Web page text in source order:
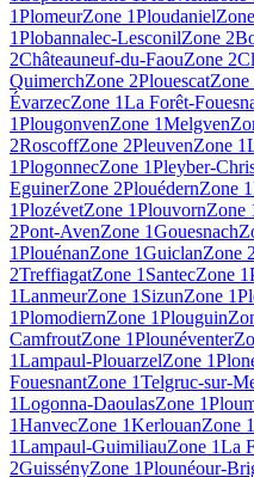
1PlomeurZone 1Ploudaniel
1Plobannalec-LesconilZone 2
2Châteauneuf-du-FaouZone 2
QuimerchZone 2PlouescatZone
ÉvarzecZone 1La Forêt-
1PlougonvenZone 1Melgven
2RoscoffZone 2PleuvenZone 1
1PlogonnecZone 1Pleyber-
EguinerZone 2PlouédernZone 1
1PlozévetZone 1PlouvornZone
2Pont-AvenZone 1Gouesnach
1PlouénanZone 1GuiclanZone
2TreffiagatZone 1SantecZone 1
1LanmeurZone 1SizunZone 1
1PlomodiernZone 1Plouguin
CamfroutZone 1Plounéventer
1Lampaul-PlouarzelZone 1
FouesnantZone 1Telgruc-sur-
1Logonna-DaoulasZone 1
1HanvecZone 1KerlouanZone 1
1Lampaul-GuimiliauZone 1La
2GuissényZone 1Plounéour-